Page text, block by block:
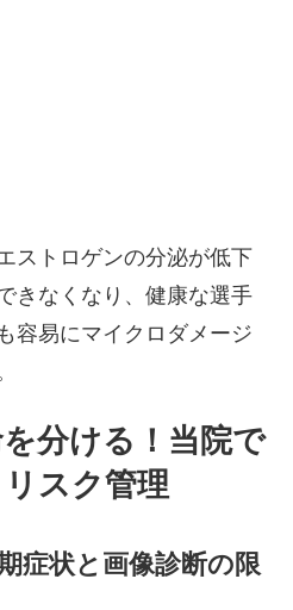
ストロゲンの分泌が低下
きなくなり、健康な選手
容易にマイクロダメージ
分ける！当院で
スク管理
症状と画像診断の限